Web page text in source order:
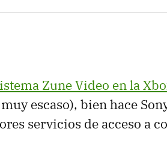
Zune Video en la
escaso), bien hace
servicios de acceso a